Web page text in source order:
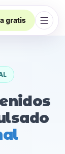
gratis
Abrir